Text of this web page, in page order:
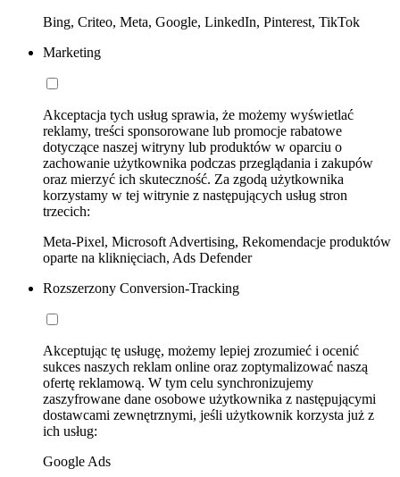
Bing, Criteo, Meta, Google, LinkedIn, Pinterest, TikTok
Marketing
Akceptacja tych usług sprawia, że możemy wyświetlać
reklamy, treści sponsorowane lub promocje rabatowe
dotyczące naszej witryny lub produktów w oparciu o
zachowanie użytkownika podczas przeglądania i zakupów
oraz mierzyć ich skuteczność. Za zgodą użytkownika
korzystamy w tej witrynie z następujących usług stron
trzecich:
Meta-Pixel, Microsoft Advertising, Rekomendacje produktów
oparte na kliknięciach, Ads Defender
Rozszerzony Conversion-Tracking
Akceptując tę usługę, możemy lepiej zrozumieć i ocenić
sukces naszych reklam online oraz zoptymalizować naszą
ofertę reklamową. W tym celu synchronizujemy
zaszyfrowane dane osobowe użytkownika z następującymi
dostawcami zewnętrznymi, jeśli użytkownik korzysta już z
ich usług:
Google Ads